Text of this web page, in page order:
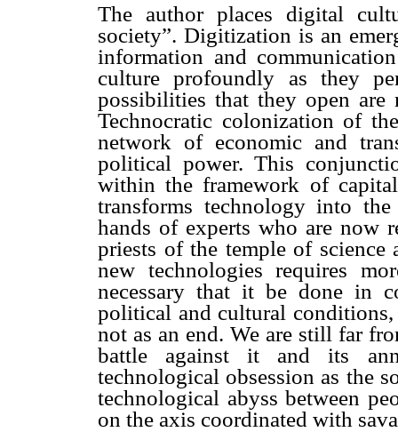
The author places digital
society”. Digitization is an
information and
culture profoundly as they
possibilities that they open are
Technocratic colonization of
network of economic and
political power. This
within the framework of
transforms technology into
hands of experts who are now
priests of the temple of
new technologies requires
necessary that it be done in
political and cultural conditions,
not as an end. We are still far
battle against it and its
technological obsession as the
technological abyss between
on the axis coordinated with